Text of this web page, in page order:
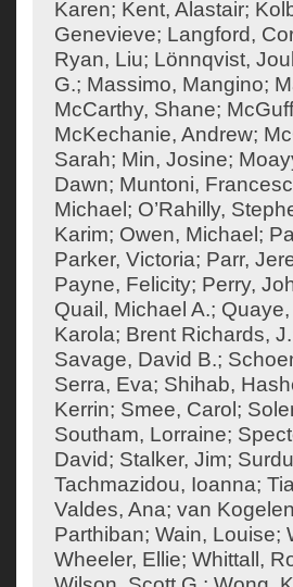
Karen; Kent, Alastair;
Genevieve; Langford,
Ryan, Liu; Lönnqvist,
G.; Massimo, Mangino;
McCarthy, Shane;
McKechanie, Andrew;
Sarah; Min, Josine;
Dawn; Muntoni,
Michael ; O’Rahilly,
Karim; Owen, Michael ;
Parker, Victoria; Parr,
Payne, Felicity; Perry,
Quail, Michael A.;
Karola; Brent Richards, J.
Savage, David B.;
Serra, Eva; Shihab,
Kerrin; Smee, Carol ;
Southam, Lorraine;
David; Stalker, Jim;
Tachmazidou, Ioanna;
Valdes, Ana; van
Parthiban; Wain, Louise;
Wheeler, Ellie; Whittall,